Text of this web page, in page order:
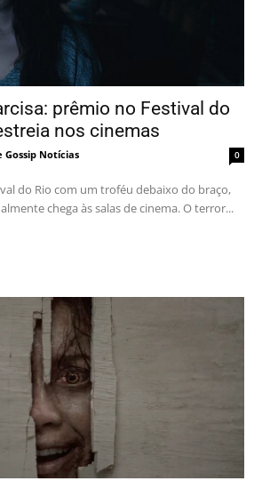
prêmio no Festival do
nos cinemas
Gossip Notícias 0
do Rio com um troféu debaixo do braço,
chega às salas de cinema. O terror...